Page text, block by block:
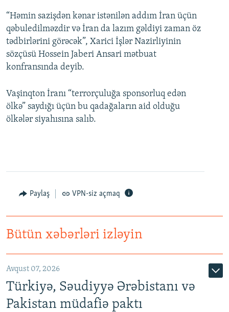
“Həmin sazişdən kənar istənilən addım İran üçün
qəbuledilməzdir və İran da lazım gəldiyi zaman öz
tədbirlərini görəcək”, Xarici İşlər Nazirliyinin
sözçüsü Hossein Jaberi Ansari mətbuat
konfransında deyib.
Vaşinqton İranı “terrorçuluğa sponsorluq edən
ölkə” saydığı üçün bu qadağaların aid olduğu
ölkələr siyahısına salıb.
Paylaş VPN-siz açmaq
Bütün xəbərləri izləyin
Avqust 07, 2026
Türkiyə, Səudiyyə Ərəbistanı və
Pakistan müdafiə paktı